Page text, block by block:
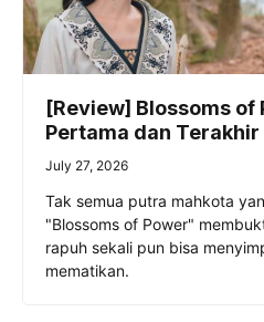
[Review] Blossoms of
Pertama dan
July 27, 2026
Tak semua putra mahkota
"Blossoms of Power"
rapuh sekali pun bisa
mematikan.